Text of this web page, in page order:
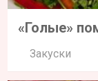
«Голые»
Закуски